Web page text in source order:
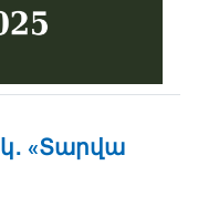
«Տարվա